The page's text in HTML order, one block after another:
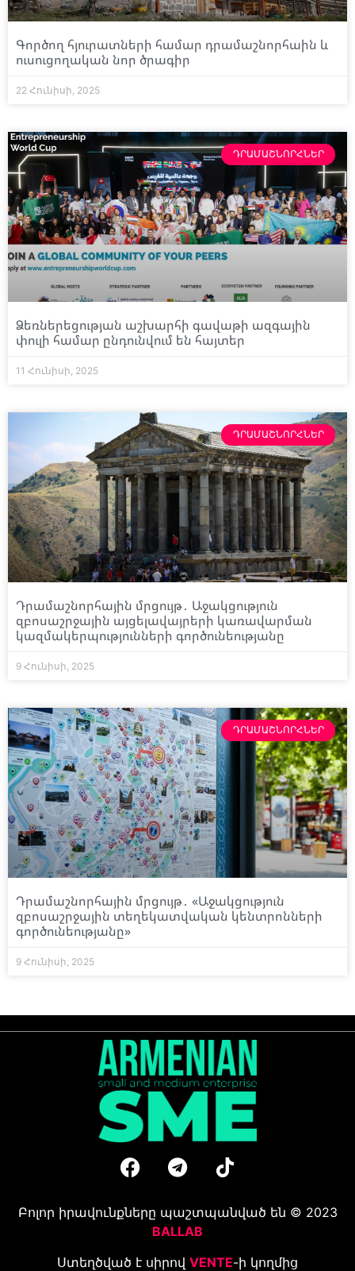
Գործող հյուրատների համար դրամաշնորհաին և
ուսուցողական նոր ծրագիր
22 Հունիսի, 2025
ԴՐԱՄԱՇՆՈՐՀՆԵՐ
Ձեռներեցության աշխարհի գավաթի ազգային
փուլի համար ընդունվում են հայտեր
11 Հունիսի, 2025
ԴՐԱՄԱՇՆՈՐՀՆԵՐ
Դրամաշնորհային մրցույթ․ Աջակցություն
զբոսաշրջային այցելավայրերի կառավարման
կազմակերպությունների գործունեությանը
9 Հունիսի, 2025
ԴՐԱՄԱՇՆՈՐՀՆԵՐ
Դրամաշնորհային մրցույթ․ «Աջակցություն
զբոսաշրջային տեղեկատվական կենտրոնների
գործունեությանը»
9 Հունիսի, 2025
Բոլոր իրավունքները պաշտպանված են © 2023
BALLAB
Ստեղծված է սիրով VENTE-ի կողմից